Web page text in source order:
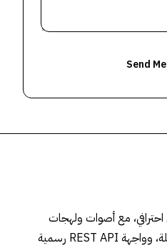
Send
مع أصوات ولهجات
متعددة، ودعم للنصوص الطويلة، وواجهة REST API رسمية